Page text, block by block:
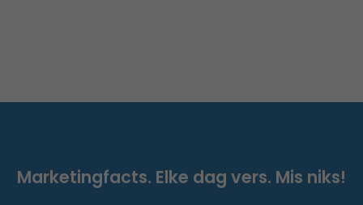
Marketingfacts. Elke dag vers. Mis niks!